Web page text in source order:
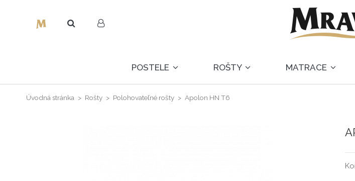
POSTELE ROŠTY MATRACE
Úvodná stránka Rošty Polohovateľné rošty Apolon HN T6